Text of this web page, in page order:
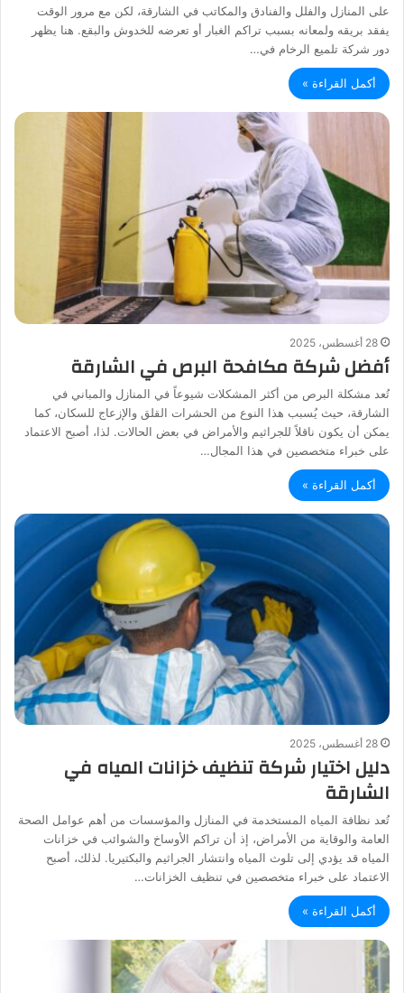
على المنازل والفلل والفنادق والمكاتب في الشارقة، لكن مع مرور الوقت
يفقد بريقه ولمعانه بسبب تراكم الغبار أو تعرضه للخدوش والبقع. هنا يظهر
دور شركة تلميع الرخام في…
أكمل القراءة »
28 أغسطس، 2025
أفضل شركة مكافحة البرص في الشارقة
تُعد مشكلة البرص من أكثر المشكلات شيوعاً في المنازل والمباني في
الشارقة، حيث يُسبب هذا النوع من الحشرات القلق والإزعاج للسكان، كما
يمكن أن يكون ناقلاً للجراثيم والأمراض في بعض الحالات. لذا، أصبح الاعتماد
على خبراء متخصصين في هذا المجال…
أكمل القراءة »
28 أغسطس، 2025
دليل اختيار شركة تنظيف خزانات المياه في
الشارقة
تُعد نظافة المياه المستخدمة في المنازل والمؤسسات من أهم عوامل الصحة
العامة والوقاية من الأمراض، إذ أن تراكم الأوساخ والشوائب في خزانات
المياه قد يؤدي إلى تلوث المياه وانتشار الجراثيم والبكتيريا. لذلك، أصبح
الاعتماد على خبراء متخصصين في تنظيف الخزانات…
أكمل القراءة »